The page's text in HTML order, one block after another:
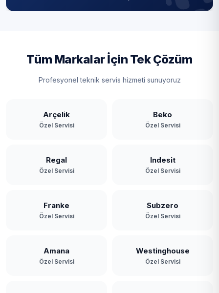
Tüm Markalar İçin Tek Çözüm
Profesyonel teknik servis hizmeti sunuyoruz
Arçelik
Özel Servisi
Beko
Özel Servisi
Regal
Özel Servisi
Indesit
Özel Servisi
Franke
Özel Servisi
Subzero
Özel Servisi
Amana
Özel Servisi
Westinghouse
Özel Servisi